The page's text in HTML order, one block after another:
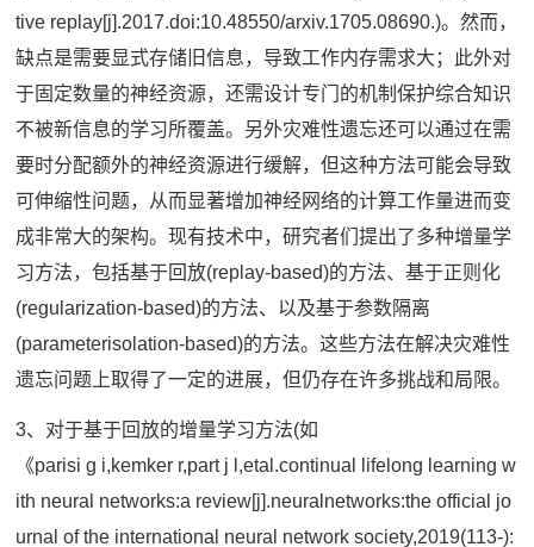
tive replay[j].2017.doi:10.48550/arxiv.1705.08690.)。然而，
缺点是需要显式存储旧信息，导致工作内存需求大；此外对
于固定数量的神经资源，还需设计专门的机制保护综合知识
不被新信息的学习所覆盖。另外灾难性遗忘还可以通过在需
要时分配额外的神经资源进行缓解，但这种方法可能会导致
可伸缩性问题，从而显著增加神经网络的计算工作量进而变
成非常大的架构。现有技术中，研究者们提出了多种增量学
习方法，包括基于回放(replay-based)的方法、基于正则化
(regularization-based)的方法、以及基于参数隔离
(parameterisolation-based)的方法。这些方法在解决灾难性
遗忘问题上取得了一定的进展，但仍存在许多挑战和局限。
3、对于基于回放的增量学习方法(如
《parisi g i,kemker r,part j l,etal.continual lifelong learning w
ith neural networks:a review[j].neuralnetworks:the official jo
urnal of the international neural network society,2019(113-):